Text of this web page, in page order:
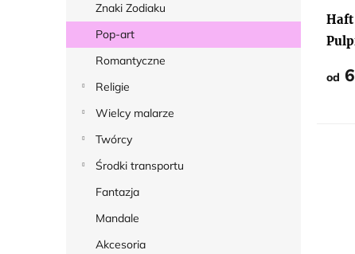
Znaki Zodiaku
Pop-art
Romantyczne
Religie
Wielcy malarze
Twórcy
Środki transportu
Fantazja
Mandale
Akcesoria
Haft
od